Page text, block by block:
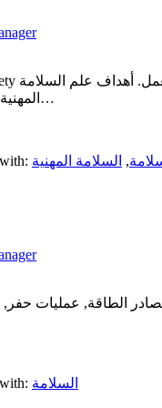
…
, السلامة المهنية
السلامة